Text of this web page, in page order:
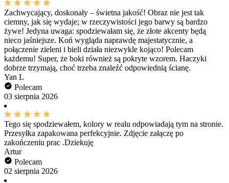
Zachwycający, doskonały – świetna jakość! Obraz nie jest tak
ciemny, jak się wydaje; w rzeczywistości jego barwy są bardzo
żywe! Jedyna uwaga: spodziewałam się, że złote akcenty będą
nieco jaśniejsze. Koń wygląda naprawdę majestatycznie, a
połączenie zieleni i bieli działa niezwykle kojąco! Polecam
każdemu! Super, że boki również są pokryte wzorem. Haczyki
dobrze trzymają, choć trzeba znaleźć odpowiednią ścianę.
Yan L
Polecam
03 sierpnia 2026
Tego się spodziewałem, kolory w realu odpowiadają tym na stronie.
Przesyłka zapakowana perfekcyjnie. Zdjęcie załączę po
zakończeniu prac .Dziekuję
Artur
Polecam
02 sierpnia 2026